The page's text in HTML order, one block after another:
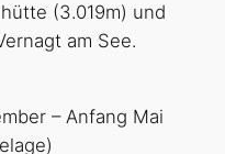
(3.019m) und
am See.
– Anfang Mai